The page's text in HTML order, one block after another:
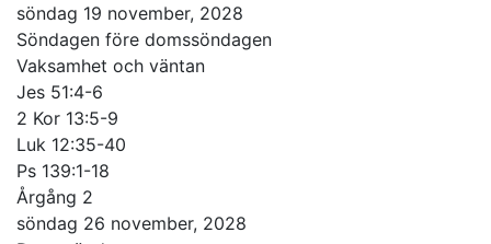
söndag 19 november, 2028
Söndagen före domssöndagen
Vaksamhet och väntan
Jes 51:4-6
2 Kor 13:5-9
Luk 12:35-40
Ps 139:1-18
Årgång 2
söndag 26 november, 2028